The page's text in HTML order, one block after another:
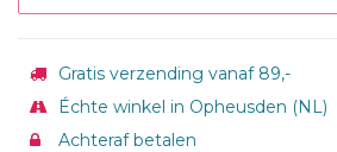
Gratis verzending vanaf 89,-
Échte winkel in Opheusden (NL)
Achteraf betalen